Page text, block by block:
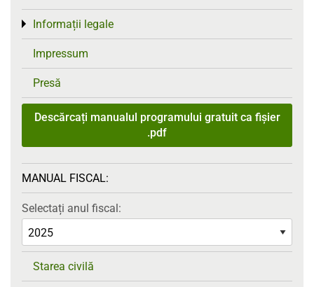
Informații legale
Toggle menu
Impressum
Presă
Descărcați manualul programului gratuit ca fișier
.pdf
MANUAL FISCAL:
Selectați anul fiscal:
Starea civilă